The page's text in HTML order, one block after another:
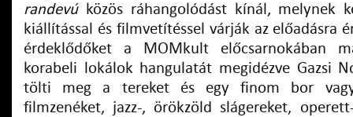
randevú közös ráhangolódást kínál, melynek
kiállítással és filmvetítéssel várják az előadásra
érdeklődőket a MOMkult előcsarnokában
korabeli lokálok hangulatát megidézve Gazsi
tölti meg a tereket és egy finom bor
filmzenéket, jazz-, örökzöld slágereket,